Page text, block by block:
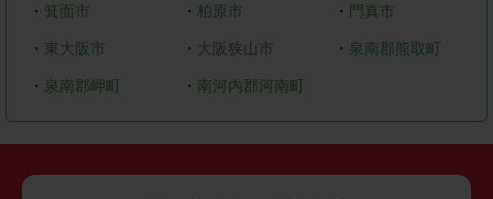
・ 箕面市 ・ 柏原市 ・ 門真市
・ 東大阪市 ・ 大阪狭山市 ・ 泉南郡熊取町
・ 泉南郡岬町 ・ 南河内郡河南町